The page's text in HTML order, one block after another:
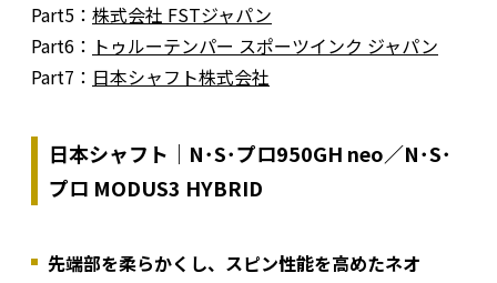
Part5： 株式会社 FSTジャパン
Part6： トゥルーテンパー スポーツインク ジャパン
Part7： 日本シャフト株式会社
日本シャフト｜N･S･プロ950GH neo／N･S･
プロ MODUS3 HYBRID
先端部を柔らかくし、スピン性能を高めたネオ